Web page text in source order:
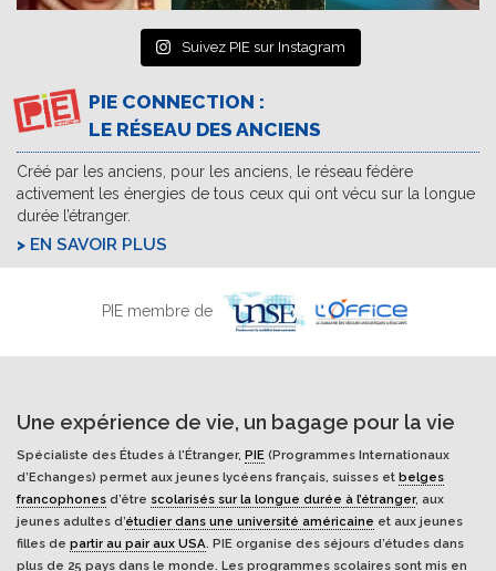
Suivez PIE sur Instagram
PIE CONNECTION :
LE RÉSEAU DES ANCIENS
Créé par les anciens, pour les anciens, le réseau fédère
activement les énergies de tous ceux qui ont vécu sur la longue
durée l’étranger.
EN SAVOIR PLUS
PIE membre de
Une expérience de vie, un bagage pour la vie
Spécialiste des Études à l'Étranger, PIE (Programmes Internationaux
d’Echanges) permet aux jeunes lycéens français, suisses et belges
francophones d’être scolarisés sur la longue durée à l’étranger, aux
jeunes adultes d’étudier dans une université américaine et aux jeunes
filles de partir au pair aux USA. PIE organise des séjours d’études dans
plus de 25 pays dans le monde. Les programmes scolaires sont mis en